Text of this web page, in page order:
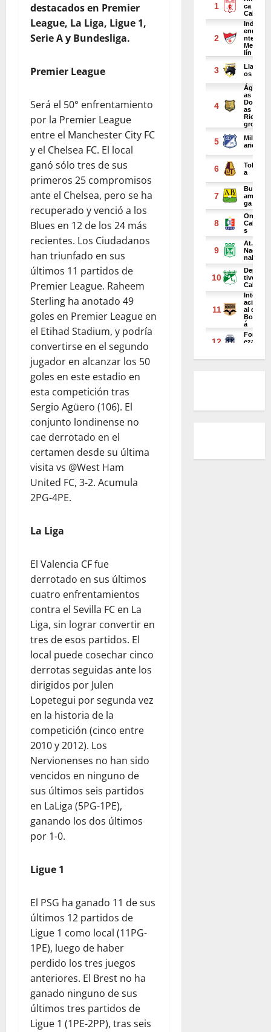
destacados en Premier
League, La Liga, Ligue 1,
Serie A y Bundesliga.
Premier League
Será el 50° enfrentamiento
por la Premier League
entre el Manchester City FC
y el Chelsea FC. El local
ganó sólo tres de sus
primeros 25 compromisos
ante el Chelsea, pero se ha
recuperado y venció a los
Blues en 12 de los 24 más
recientes. Los Ciudadanos
han triunfado en sus
últimos 11 partidos de
Premier League. Raheem
Sterling ha anotado 49
goles en Premier League en
el Etihad Stadium, y podría
convertirse en el segundo
jugador en alcanzar los 50
goles en este estadio en
esta competición tras
Sergio Agüero (106). El
conjunto londinense no
cae derrotado en el
certamen desde su última
visita vs @West Ham
United FC, 3-2. Acumula
2PG-4PE.
La Liga
El Valencia CF fue
derrotado en sus últimos
cuatro enfrentamientos
contra el Sevilla FC en La
Liga, sin lograr convertir en
tres de esos partidos. El
local puede cosechar cinco
derrotas seguidas ante los
dirigidos por Julen
Lopetegui por segunda vez
en la historia de la
competición (cinco entre
2010 y 2012). Los
Nervionenses no han sido
vencidos en ninguno de
sus últimos seis partidos
en LaLiga (5PG-1PE),
ganando los dos últimos
por 1-0.
Ligue 1
El PSG ha ganado 11 de sus
últimos 12 partidos de
Ligue 1 como local (11PG-
1PE), luego de haber
perdido los tres juegos
anteriores. El Brest no ha
ganado ninguno de sus
últimos tres partidos de
Ligue 1 (1PE-2PP), tras seis